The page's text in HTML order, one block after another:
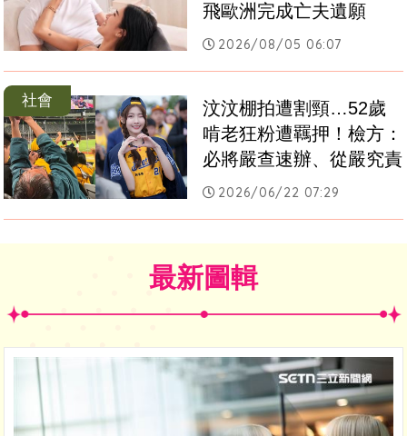
飛歐洲完成亡夫遺願
2026/08/05 06:07
社會
汶汶棚拍遭割頸…52歲
啃老狂粉遭羈押！檢方：
必將嚴查速辦、從嚴究責
2026/06/22 07:29
最新圖輯